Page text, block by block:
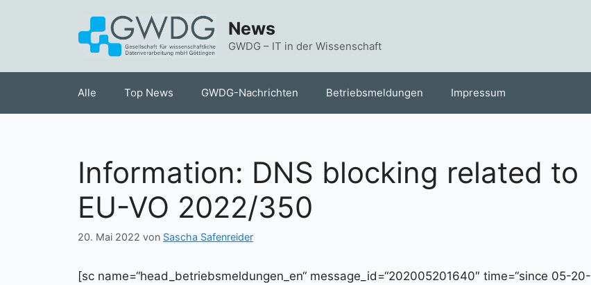
News
GWDG – IT in der Wissenschaft
Alle Top News GWDG-Nachrichten Betriebsmeldungen Impressum
Information: DNS blocking related to
EU-VO 2022/350
20. Mai 2022 von Sascha Safenreider
[sc name=“head_betriebsmeldungen_en“ message_id=“202005201640″ time=“since 05-20-